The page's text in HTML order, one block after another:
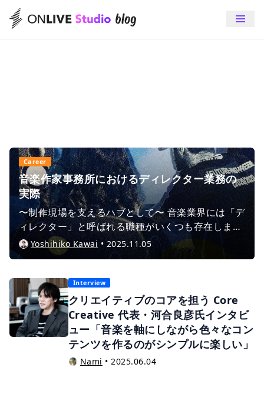
Career
音楽作家事務所におけるディレクター業務の
実際
〜制作現場を支えるハブとして〜 音楽業界には「デ
ィレクター」と呼ばれる職種がいくつも存在しま
す。A&Rディレクター、制作ディレクター、原盤デ
ィレクター、映像ディレクターなど……。その中
は、作家が楽曲を創作するプロセス全般をサポート
し、完成品であるマスター音源をクライアントへ納
品するまでを管理・進行する役割を担います。ここ
では、私が実務で担っている流れに沿って、作家が
歌もの楽曲の作曲とアレンジを担当することになっ
たことを想定して、ディレクター業務の要点と現場
での実体験を交えて紹介していきましょう。
Yoshihiko Kawai • 2025.11.05
Interview
クリエイティブのコアを担う Core
Creative 代表・河合良彦氏インタビ
ュー「音楽を軸にしながら色々なコン
テンツを作るのがシンプルに楽しい」
Nami •2025.06.04